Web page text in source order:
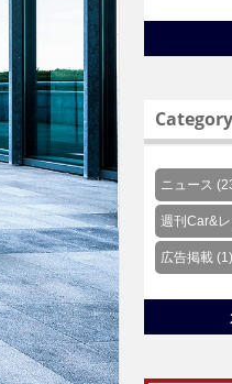
Category
ニュース
週刊Car&
広告掲載 (1)